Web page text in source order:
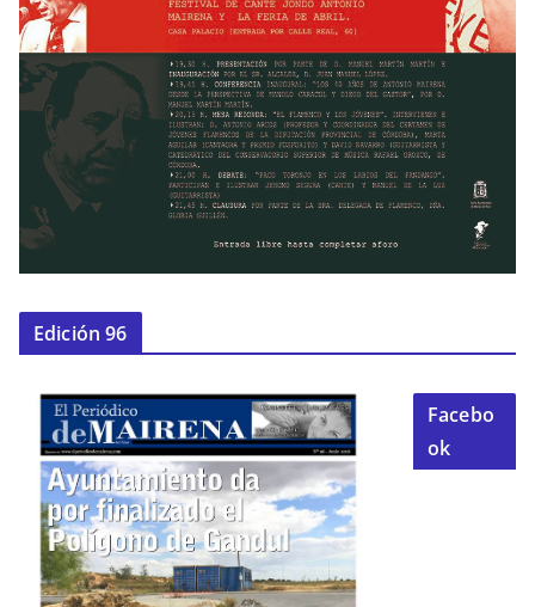
Edición 96
Facebo
ok